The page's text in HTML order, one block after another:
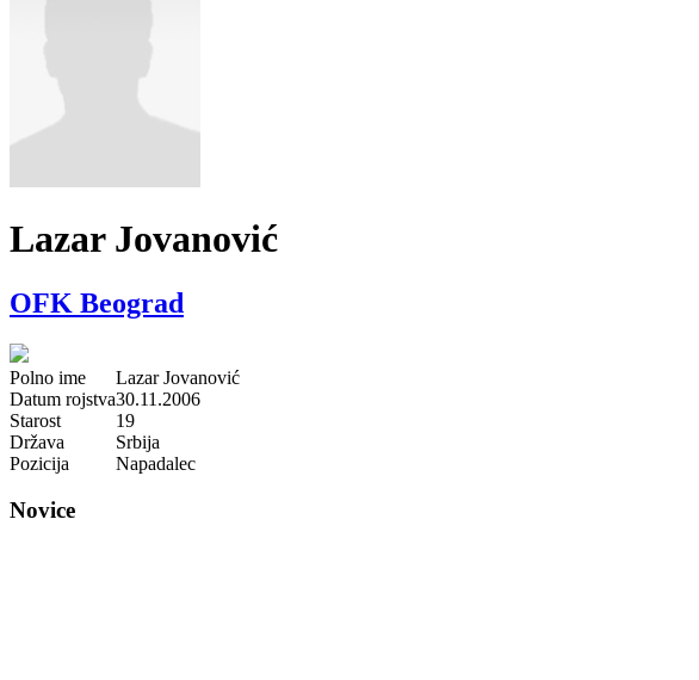
Lazar Jovanović
OFK Beograd
Polno ime
Lazar Jovanović
Datum rojstva30.11.2006
Starost
19
Država
Srbija
Pozicija
Napadalec
Novice